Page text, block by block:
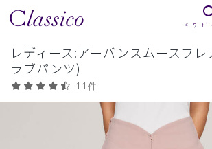
レディース:アーバンスムースフ
ラブパンツ)
11件